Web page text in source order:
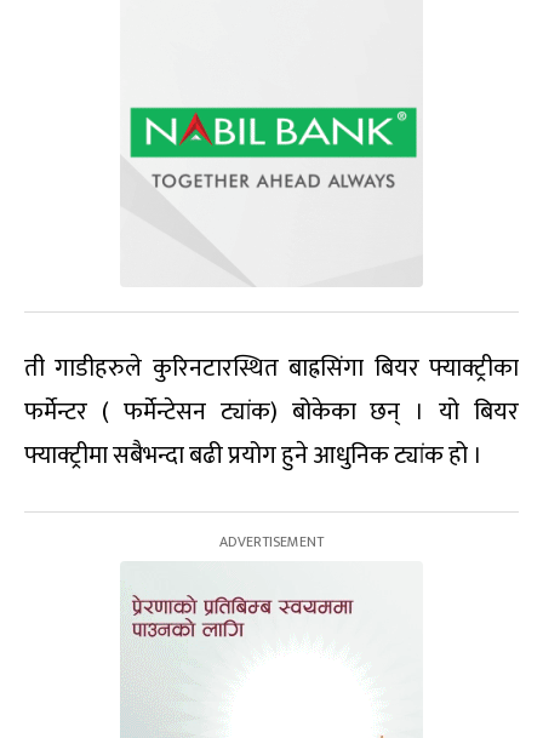
ती गाडीहरुले कुरिनटारस्थित बाह्रसिंगा बियर फ्याक्ट्रीका
फर्मेन्टर ( फर्मेन्टेसन ट्यांक) बोकेका छन् । यो बियर
फ्याक्ट्रीमा सबैभन्दा बढी प्रयोग हुने आधुनिक ट्यांक हो ।